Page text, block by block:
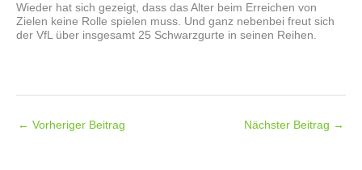
Wieder hat sich gezeigt, dass das Alter beim Erreichen von
Zielen keine Rolle spielen muss. Und ganz nebenbei freut sich
der VfL über insgesamt 25 Schwarzgurte in seinen Reihen.
← Vorheriger Beitrag Nächster Beitrag →